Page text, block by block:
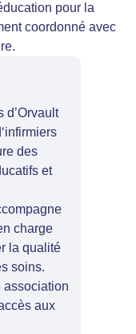
pour la
coordonné avec
d’Orvault
des
et
charge
la qualité
soins.
association
aux